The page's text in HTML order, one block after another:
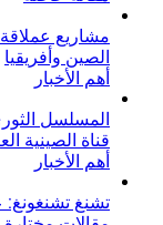
مشاريع
الصين وأفريقيا
أهم الأخبار
المسلسل
قناة الصينية
أهم الأخبار
تشنغ تشنغونغ: